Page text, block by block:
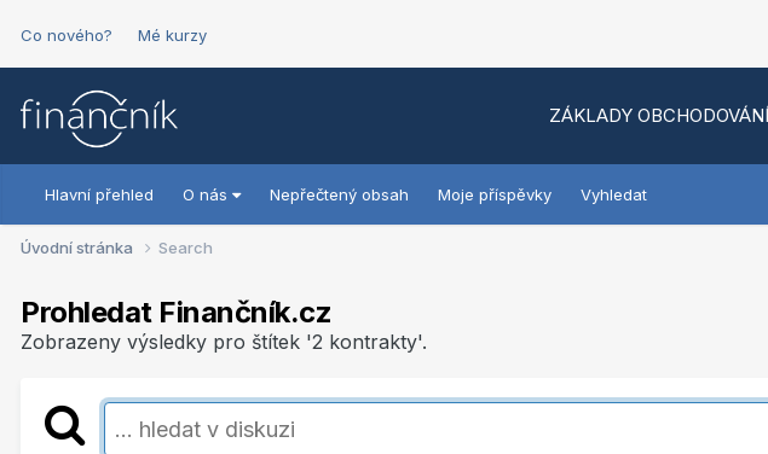
Co nového? Mé kurzy
ZÁKLADY OBCHODOVÁNÍ
Hlavní přehled O nás Nepřečtený obsah Moje příspěvky Vyhledat
Úvodní stránka Search
Prohledat Finančník.cz
Zobrazeny výsledky pro štítek '2 kontrakty'.